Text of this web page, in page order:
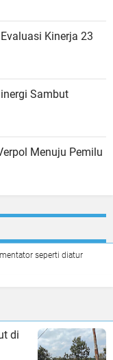
Kinerja 23
Sambut
Menuju Pemilu
seperti diatur
di